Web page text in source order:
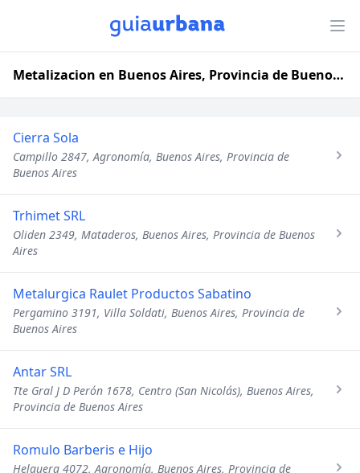
Metalizacion en Buenos Aires, Provincia de Buenos Aires
Cierra Sola
Campillo 2847, Agronomía, Buenos Aires, Provincia de
Buenos Aires
Trhimet SRL
Oliden 2349, Mataderos, Buenos Aires, Provincia de Buenos
Aires
Metalurgica Raulet Productos Sabatino
Pergamino 3191, Villa Soldati, Buenos Aires, Provincia de
Buenos Aires
Antar SRL
Tte Gral J D Perón 1678, Centro (San Nicolás), Buenos Aires,
Provincia de Buenos Aires
Romulo Barberis e Hijo
Helguera 4072, Agronomía, Buenos Aires, Provincia de